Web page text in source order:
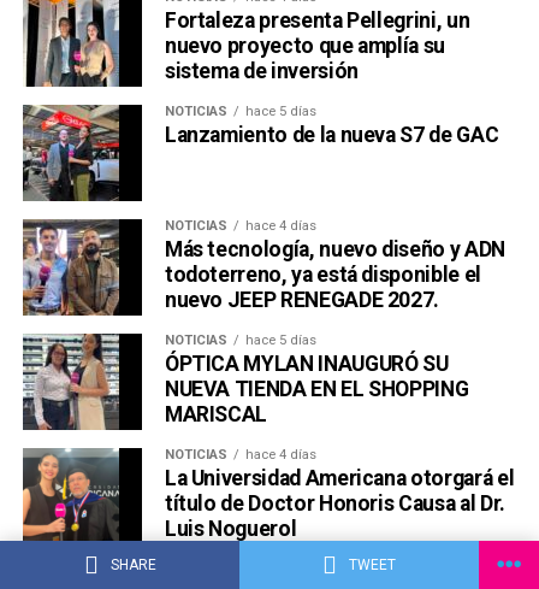
SHARE TWEET
Fortaleza presenta Pellegrini, un
nuevo proyecto que amplía su
sistema de inversión
NOTICIAS hace 5 días
Lanzamiento de la nueva S7 de GAC
NOTICIAS hace 4 días
Más tecnología, nuevo diseño y ADN
todoterreno, ya está disponible el
nuevo JEEP RENEGADE 2027.
NOTICIAS hace 5 días
ÓPTICA MYLAN INAUGURÓ SU
NUEVA TIENDA EN EL SHOPPING
MARISCAL
NOTICIAS hace 4 días
La Universidad Americana otorgará el
título de Doctor Honoris Causa al Dr.
Luis Noguerol